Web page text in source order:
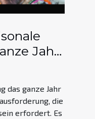
Jahr
das ganze Jahr
die
erfordert. Es